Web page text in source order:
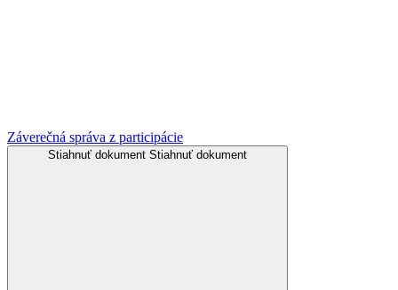
Záverečná správa z participácie
Stiahnuť dokument Stiahnuť dokument